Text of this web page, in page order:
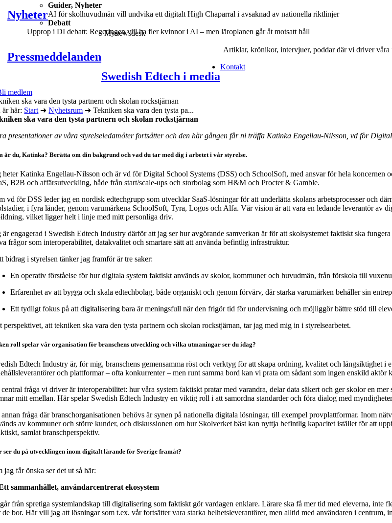
Nyheter
Guider, Nyheter
AI för skolhuvudmän vill undvika ett digitalt High Chaparral i avsaknad av nationella riktlinjer
Debatt
Upprop i DI debatt: Regeringen vill ha fler kvinnor i AI – men läroplanen går åt motsatt håll
Pressmeddelanden
Mynewsdesk
Swedish Edtech i media
Artiklar, krönikor, intervjuer, poddar där vi driver våra
Kontakt
medlem
ska vara den tysta partnern och skolan rockstjärnan
är här: Start ➜Nyhetsrum ➜Tekniken ska vara den tysta pa...
ska vara den tysta partnern och skolan rockstjärnan
presentationer av våra styrelseledamöter fortsätter och den här gången får ni träffa Katinka Engellau-Nilsson, vd för
är du, Katinka? Berätta om din bakgrund och vad du tar med dig i arbetet i vår styrelse.
heter Katinka Engellau‑Nilsson och är vd för Digital School Systems (DSS) och SchoolSoft, med ansvar för hela koncernen
B2B och affärsutveckling, både från start/scale-ups och storbolag som H&M och Procter & Gamble.
vd för DSS leder jag en nordisk edtechgrupp som utvecklar SaaS‑lösningar för att underlätta skolans arbetsprocesser och
i fyra länder, genom varumärkena SchoolSoft, Tyra, Logos och Alfa. Vår vision är att vara en ledande leverantör av
vilket ligger helt i linje med mitt personliga driv.
är engagerad i Swedish Edtech Industry därför att jag ser hur avgörande samverkan är för att skolsystemet faktiskt ska
frågor som interoperabilitet, datakvalitet och smartare sätt att använda befintlig infrastruktur.
bidrag i styrelsen tänker jag framför är tre saker:
En operativ förståelse för hur digitala system faktiskt används av skolor, kommuner och huvudmän, från förskola till
Erfarenhet av att bygga och skala edtechbolag, både organiskt och genom förvärv, där starka varumärken behåller sin
Ett tydligt fokus på att digitalisering bara är meningsfull när den frigör tid för undervisning och möjliggör bättre stöd till
perspektivet, att tekniken ska vara den tysta partnern och skolan rockstjärnan, tar jag med mig in i styrelsearbetet.
roll spelar vår organisation för branschens utveckling och vilka utmaningar ser du idag?
Edtech Industry är, för mig, branschens gemensamma röst och verktyg för att skapa ordning, kvalitet och långsiktighet i
och plattformar – ofta konkurrenter – men runt samma bord kan vi prata om sådant som ingen enskild aktör
fråga vi driver är interoperabilitet: hur våra system faktiskt pratar med varandra, delar data säkert och ger skolor en
mitt emellan. Här spelar Swedish Edtech Industry en viktig roll i att samordna standarder och föra dialog med
fråga där branschorganisationen behövs är synen på nationella digitala lösningar, till exempel provplattformar. Inom
av kommuner och större kunder, och diskussionen om hur Skolverket bäst kan nyttja befintlig kapacitet istället för att
samlat branschperspektiv.
ser du på utvecklingen inom digitalt lärande för Sverige framåt?
jag får önska ser det ut så här:
sammanhållet, användarcentrerat ekosystem
från spretiga systemlandskap till digitalisering som faktiskt gör vardagen enklare. Lärare ska få mer tid med eleverna, inte
de bor. Här vill jag att lösningar som t.ex. vår fortsätter vara starka helhetsleverantörer, men alltid med användaren i centrum,